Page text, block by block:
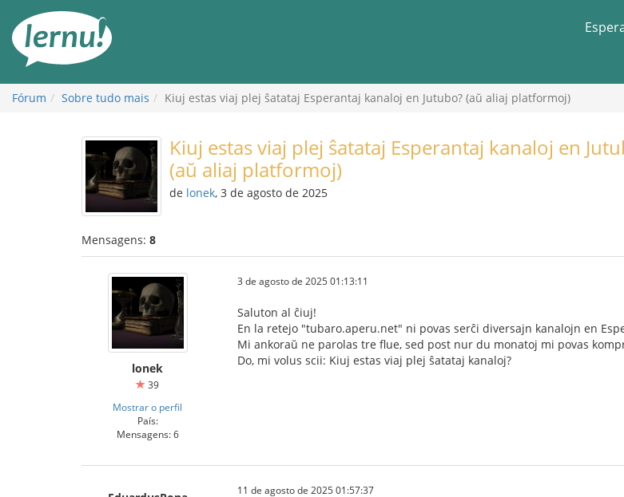
conteúdo
Fórum Sobre tudo mais Kiuj estas viaj plej ŝatataj Esperantaj kanaloj en Jutubo? (aŭ aliaj platformoj)
Kiuj estas viaj plej ŝatataj Esperantaj kanaloj en
(aŭ aliaj platformoj)
de lonek, 3 de agosto de 2025
Mensagens: 8
lonek
39
Mostrar o perfil
País:
Mensagens: 6
3 de agosto de 2025 01:13:11
Saluton al ĉiuj!
En la retejo "tubaro.aperu.net" ni povas serĉi diversajn kanalojn en
Mi ankoraŭ ne parolas tre flue, sed post nur du monatoj mi povas
Do, mi volus scii: Kiuj estas viaj plej ŝatataj kanaloj?
11 de agosto de 2025 01:57:37